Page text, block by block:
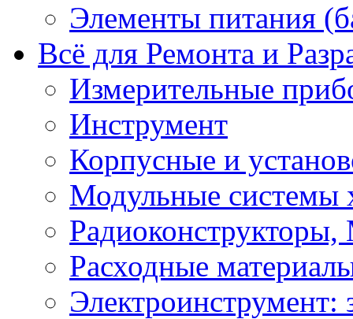
Элементы питания
Всё для Ремонта и
Измерительные
Инструмент
Корпусные и
Модульные системы
Расходные
Электроинструмент: